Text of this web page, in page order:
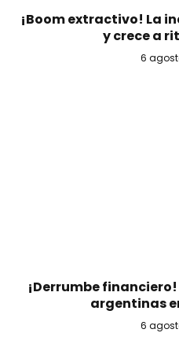
¡Boom extractivo! La
y crece a
6
¡Derrumbe
argentinas
6